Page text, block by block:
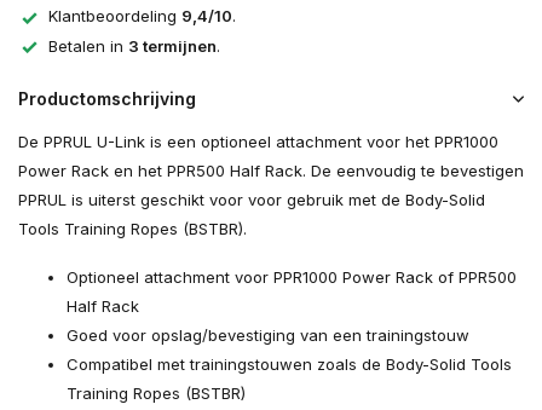
Klantbeoordeling 9,4/10.
Betalen in 3 termijnen.
Productomschrijving
De PPRUL U-Link is een optioneel attachment voor het PPR1000
Power Rack en het PPR500 Half Rack. De eenvoudig te bevestigen
PPRUL is uiterst geschikt voor voor gebruik met de Body-Solid
Tools Training Ropes (BSTBR).
Optioneel attachment voor PPR1000 Power Rack of PPR500
Half Rack
Goed voor opslag/bevestiging van een trainingstouw
Compatibel met trainingstouwen zoals de Body-Solid Tools
Training Ropes (BSTBR)